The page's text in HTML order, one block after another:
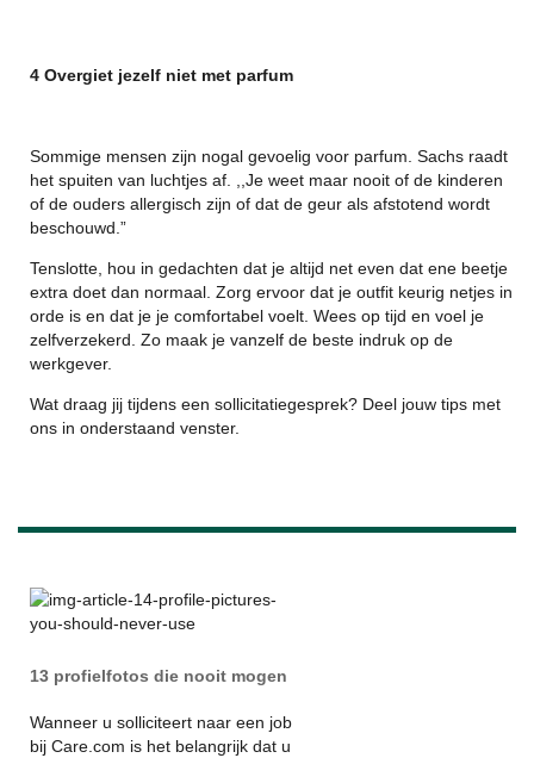
4 Overgiet jezelf niet met parfum
Sommige mensen zijn nogal gevoelig voor parfum. Sachs raadt
het spuiten van luchtjes af. ,,Je weet maar nooit of de kinderen
of de ouders allergisch zijn of dat de geur als afstotend wordt
beschouwd.”
Tenslotte, hou in gedachten dat je altijd net even dat ene beetje
extra doet dan normaal. Zorg ervoor dat je outfit keurig netjes in
orde is en dat je je comfortabel voelt. Wees op tijd en voel je
zelfverzekerd. Zo maak je vanzelf de beste indruk op de
werkgever.
Wat draag jij tijdens een sollicitatiegesprek? Deel jouw tips met
ons in onderstaand venster.
13 profielfotos die nooit mogen
Wanneer u solliciteert naar een job
bij Care.com is het belangrijk dat u